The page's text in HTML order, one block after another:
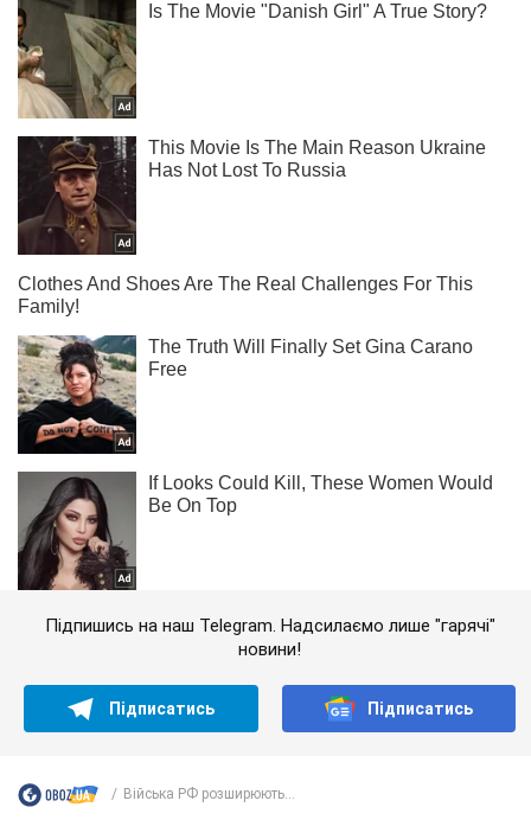
Підпишись на наш Telegram. Надсилаємо лише "гарячі"
новини!
Підписатись Підписатись
Війська РФ розширюють...